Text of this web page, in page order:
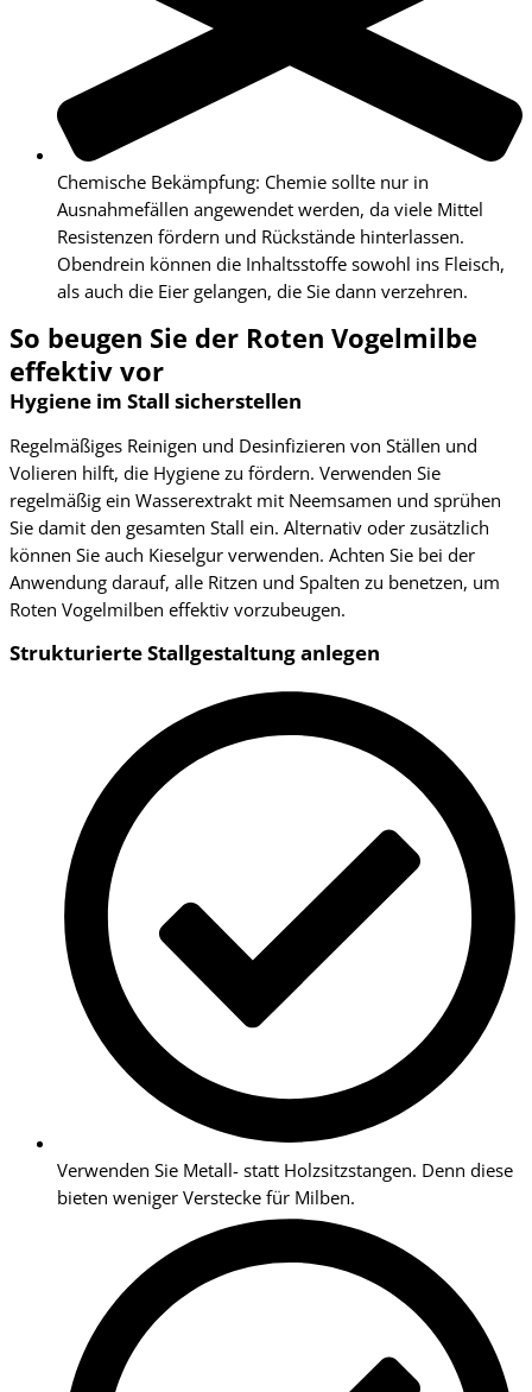
Chemische Bekämpfung: Chemie sollte nur in
Ausnahmefällen angewendet werden, da viele Mittel
Resistenzen fördern und Rückstände hinterlassen.
Obendrein können die Inhaltsstoffe sowohl ins Fleisch,
als auch die Eier gelangen, die Sie dann verzehren.
So beugen Sie der Roten Vogelmilbe
effektiv vor
Hygiene im Stall sicherstellen
Regelmäßiges Reinigen und Desinfizieren von Ställen und
Volieren hilft, die Hygiene zu fördern. Verwenden Sie
regelmäßig ein Wasserextrakt mit Neemsamen und sprühen
Sie damit den gesamten Stall ein. Alternativ oder zusätzlich
können Sie auch Kieselgur verwenden. Achten Sie bei der
Anwendung darauf, alle Ritzen und Spalten zu benetzen, um
Roten Vogelmilben effektiv vorzubeugen.
Strukturierte Stallgestaltung anlegen
Verwenden Sie Metall- statt Holzsitzstangen. Denn diese
bieten weniger Verstecke für Milben.